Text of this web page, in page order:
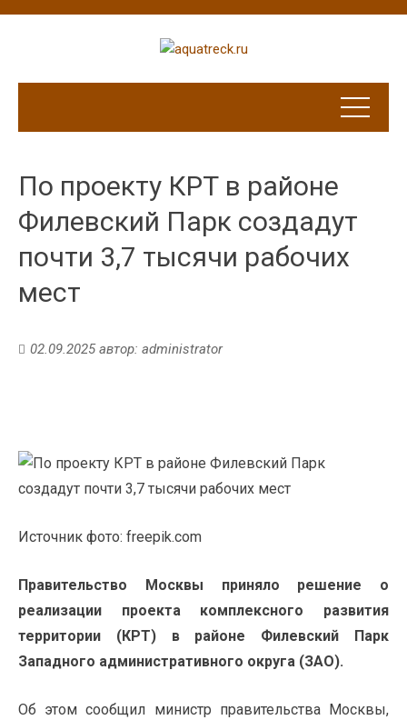
По проекту КРТ в районе
Филевский Парк создадут
почти 3,7 тысячи рабочих
мест
02.09.2025автор: administrator
Источник фото: freepik.com
Правительство Москвы приняло решение о
реализации проекта комплексного развития
территории (КРТ) в районе Филевский Парк
Западного административного округа (ЗАО).
Об этом сообщил министр правительства Москвы,